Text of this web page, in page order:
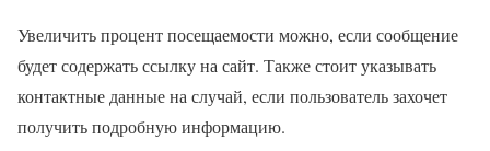
Увеличить процент посещаемости можно, если сообщение
будет содержать ссылку на сайт. Также стоит указывать
контактные данные на случай, если пользователь захочет
получить подробную информацию.